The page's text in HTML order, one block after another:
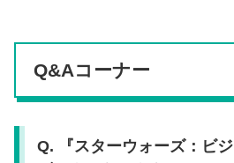
Q&Aコーナー
Q. 『スターウォーズ：ビ